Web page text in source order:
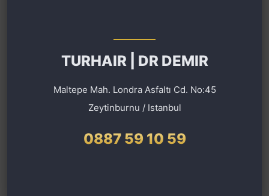
TURHAIR | DR DEMIR
Maltepe Mah. Londra Asfaltı Cd. No:45
Zeytinburnu / Istanbul
0887 59 10 59